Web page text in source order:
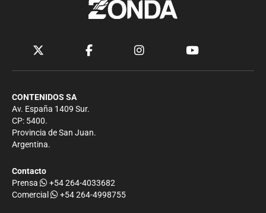
CONTENIDOS SA
Av. España 1409 Sur.
CP: 5400.
Provincia de San Juan.
Argentina.
Contacto
Prensa
+54 264-4033682
Comercial
+54 264-4998755